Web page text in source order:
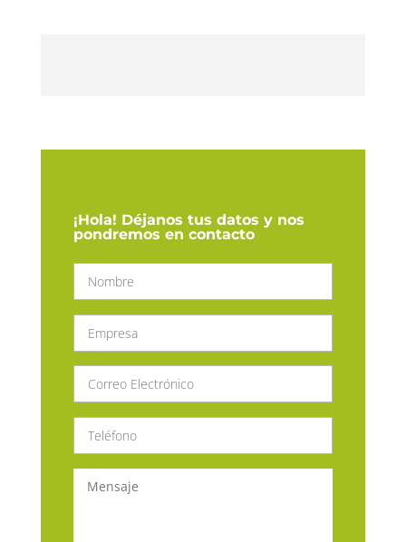
¡Hola! Déjanos tus datos y nos
pondremos en contacto